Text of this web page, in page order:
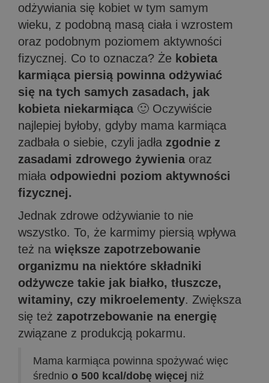
odżywiania się kobiet w tym samym
wieku, z podobną masą ciała i wzrostem
oraz podobnym poziomem aktywności
fizycznej. Co to oznacza? Że kobieta
karmiąca piersią powinna odżywiać
się na tych samych zasadach, jak
kobieta niekarmiąca 🙂 Oczywiście
najlepiej byłoby, gdyby mama karmiąca
zadbała o siebie, czyli jadła zgodnie z
zasadami zdrowego żywienia oraz
miała odpowiedni poziom aktywności
fizycznej.
Jednak zdrowe odżywianie to nie
wszystko. To, że karmimy piersią wpływa
też na większe zapotrzebowanie
organizmu na niektóre składniki
odżywcze takie jak białko, tłuszcze,
witaminy, czy mikroelementy. Zwiększa
się też zapotrzebowanie na energię
związane z produkcją pokarmu.
Mama karmiąca powinna spożywać więc
średnio o 500 kcal/dobę więcej niż